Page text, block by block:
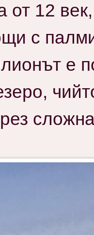
от 12
с
е